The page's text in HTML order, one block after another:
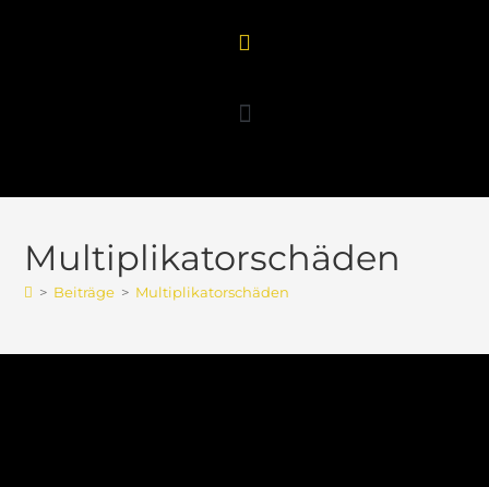
Multiplikatorschäden
> Beiträge > Multiplikatorschäden